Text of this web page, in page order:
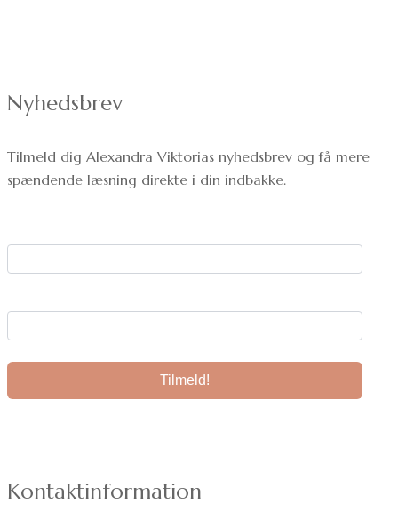
Nyhedsbrev
Tilmeld dig Alexandra Viktorias nyhedsbrev og få mere
spændende læsning direkte i din indbakke.
Kontaktinformation